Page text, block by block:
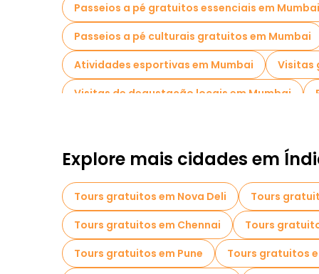
Passeios a pé gratuitos essenciais em Mumbai
Passeios a pé culturais gratuitos em Mumbai
Atividades esportivas em Mumbai
Visitas
Visitas de degustação locais em Mumbai
Passeios gratuitos perto Elephanta Caves
Explore mais cidades em
Tours gratuitos em Nova Deli
Tours
Tours gratuitos em Chennai
Tours
Tours gratuitos em Pune
Tours gratuitos